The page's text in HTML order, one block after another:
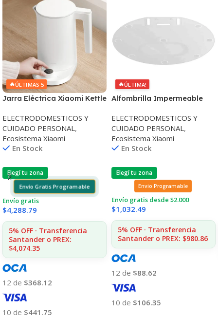
🔥ÚLTIMAS 5
Jarra Eléctrica Xiaomi Kettle
ELECTRODOMESTICOS Y
CUIDADO PERSONAL,
Ecosistema Xiaomi
En Stock
Elegí tu zona
Envío Gratis Programable
Envío gratis
$4,288.79
5% OFF · Transferencia
Santander o PREX:
$4,074.35
12 de $368.12
10 de $441.75
🔥ÚLTIMA!
Alfombrilla Impermeable
Robot Mop P
ELECTRODOMESTICOS Y
CUIDADO PERSONAL,
Ecosistema Xiaomi
En Stock
Elegí tu zona
Envio Programable
Envío gratis desde $2.000
$1,032.49
5% OFF · Transferencia
Santander o PREX: $980.86
12 de $88.62
10 de $106.35